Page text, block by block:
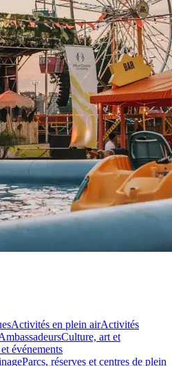
Activités en plein airActivités
Culture, art et
événements
Parcs, réserves et centres de plein